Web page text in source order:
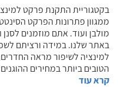
בקטגוריית התקנת פרקט
מולבן ועוד. אתם מוזמנים
באתר שלנו. במידה ורציתם
למינציה לשיפור מראה
הטובים ביותר במחירים
קרא עוד